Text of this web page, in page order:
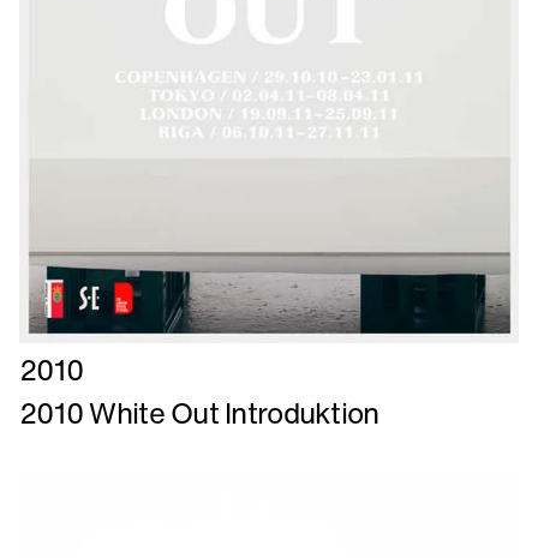
Læs
mere
om
2010
2010 White Out Introduktion